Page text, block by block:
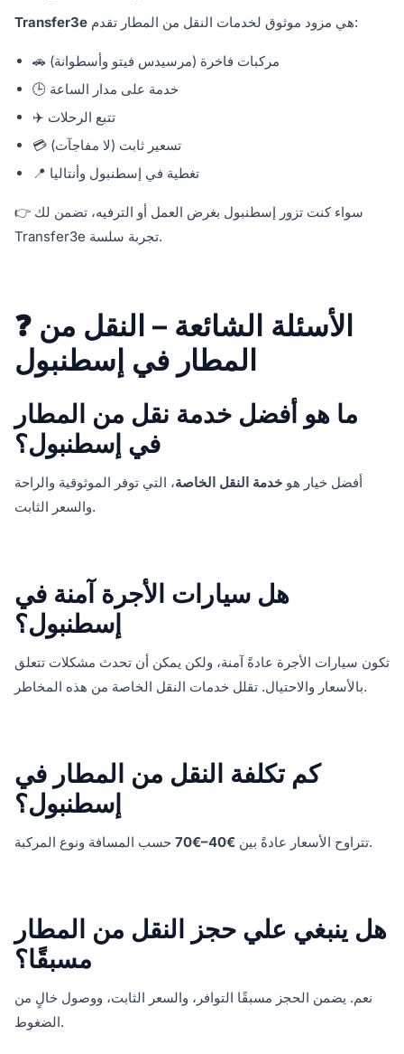
Transfer3e هي مزود موثوق لخدمات النقل من المطار تقدم:
🚗 مركبات فاخرة (مرسيدس فيتو وأسطوانة)
🕒 خدمة على مدار الساعة
✈️ تتبع الرحلات
💳 تسعير ثابت (لا مفاجآت)
📍 تغطية في إسطنبول وأنتاليا
👉 سواء كنت تزور إسطنبول بغرض العمل أو الترفيه، تضمن لك
Transfer3e تجربة سلسة.
❓ الأسئلة الشائعة – النقل من
المطار في إسطنبول
ما هو أفضل خدمة نقل من المطار
في إسطنبول؟
أفضل خيار هو خدمة النقل الخاصة، التي توفر الموثوقية والراحة
والسعر الثابت.
هل سيارات الأجرة آمنة في
إسطنبول؟
تكون سيارات الأجرة عادةً آمنة، ولكن يمكن أن تحدث مشكلات تتعلق
بالأسعار والاحتيال. تقلل خدمات النقل الخاصة من هذه المخاطر.
كم تكلفة النقل من المطار في
إسطنبول؟
تتراوح الأسعار عادةً بين €40–€70 حسب المسافة ونوع المركبة.
هل ينبغي علي حجز النقل من المطار
مسبقًا؟
نعم. يضمن الحجز مسبقًا التوافر، والسعر الثابت، ووصول خالٍ من
الضغوط.